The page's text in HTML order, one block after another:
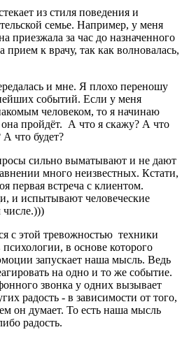
из стиля поведения и
семье. Например, у меня
приезжала за час до назначенного
прием к врачу, так как волновалась,
и мне. Я плохо переношу
событий. Если у меня
человеком, то я начинаю
она пройдёт. А что я скажу? А что
А что будет?
сильно выматывают и не дают
много неизвестных. Кстати,
первая встреча с клиентом.
и испытывают человеческие
числе.)))
с этой тревожностью техники
в основе которого
запускает наша мысль. Ведь
на одно и то же событие.
звонка у одних вызывает
радость - в зависимости от того,
он думает. То есть наша мысль
радость.